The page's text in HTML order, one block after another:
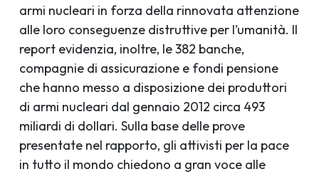
armi nucleari in forza della rinnovata attenzione
alle loro conseguenze distruttive per l’umanità. Il
report evidenzia, inoltre, le 382 banche,
compagnie di assicurazione e fondi pensione
che hanno messo a disposizione dei produttori
di armi nucleari dal gennaio 2012 circa 493
miliardi di dollari. Sulla base delle prove
presentate nel rapporto, gli attivisti per la pace
in tutto il mondo chiedono a gran voce alle